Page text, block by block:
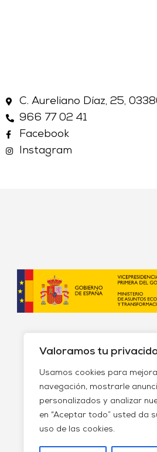
Valoramos tu
Usamos cookies para
navegación, mostrarle
personalizados y analizar
en “Aceptar todo” usted da
uso de las cookies.
C. Aureliano Díaz, 25,
966 77 02 41
Facebook
Instagram
Política de envío y devoluciones